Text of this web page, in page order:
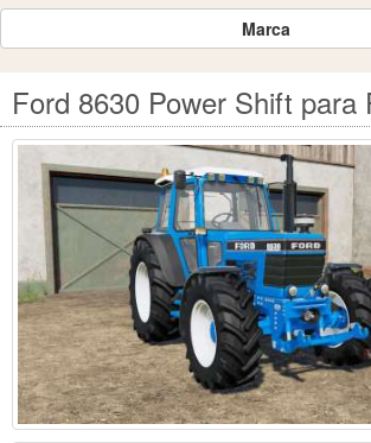
Marca
Ford 8630 Power Shift